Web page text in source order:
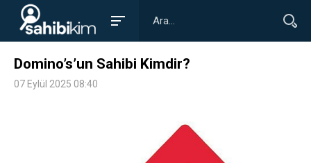
Domino’s’un Sahibi Kimdir?
07 Eylül 2025 08:40